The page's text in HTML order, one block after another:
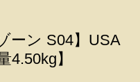
ーン S04】USA
4.50kg】